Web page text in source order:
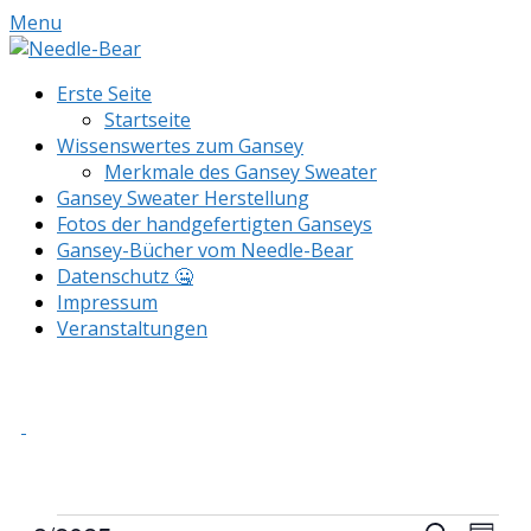
Skip
to
Menu
Erste Seite
Startseite
Wissenswertes zum Gansey
Merkmale des Gansey Sweater
Gansey Sweater Herstellung
Fotos der handgefertigten Ganseys
Gansey-Bücher vom Needle-Bear
Datenschutz 🤐
Impressum
Veranstaltungen